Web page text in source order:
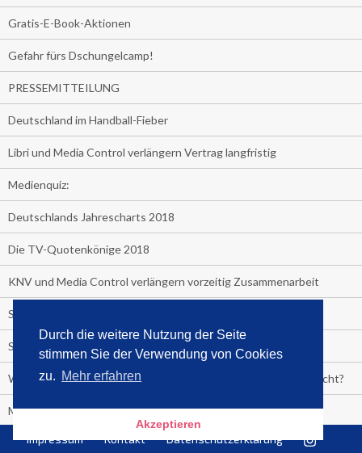
Durch die weitere Nutzung der Seite
stimmen Sie der Verwendung von Cookies
zu. Mehr erfahren
Akzeptieren
Gratis-E-Book-Aktionen
Gefahr fürs Dschungelcamp!
PRESSEMITTEILUNG
Deutschland im Handball-Fieber
Libri und Media Control verlängern Vertrag langfristig
Medienquiz:
Deutschlands Jahrescharts 2018
Die TV-Quotenkönige 2018
KNV und Media Control verlängern vorzeitig Zusammenarbeit
STRENG VERTRAULICH
Streaming verändert TV?
Welcher TV-Sender hat seine Marktanteile seit 2013 vervierfacht?
Michelle for President!
Das gruseligste Buch aller Zeiten
Impressum Kontakt Datenschutzerklärung